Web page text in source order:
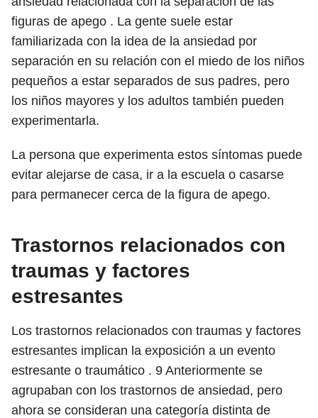
figuras de apego . La gente suele estar
familiarizada con la idea de la ansiedad por
separación en su relación con el miedo de los niños
pequeños a estar separados de sus padres, pero
los niños mayores y los adultos también pueden
experimentarla.
La persona que experimenta estos síntomas puede
evitar alejarse de casa, ir a la escuela o casarse
para permanecer cerca de la figura de apego.
Trastornos relacionados con
traumas y factores
estresantes
Los trastornos relacionados con traumas y factores
estresantes implican la exposición a un evento
estresante o traumático . 9 Anteriormente se
agrupaban con los trastornos de ansiedad, pero
ahora se consideran una categoría distinta de